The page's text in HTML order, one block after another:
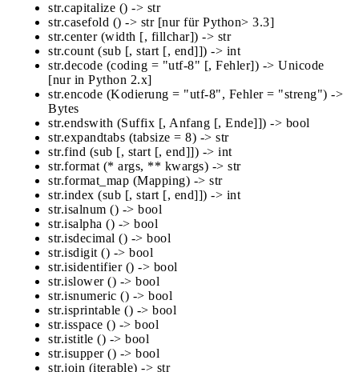
str.capitalize () -> str
str.casefold () -> str [nur für Python> 3.3]
str.center (width [, fillchar]) -> str
str.count (sub [, start [, end]]) -> int
str.decode (coding = "utf-8" [, Fehler]) -> Unicode
[nur in Python 2.x]
str.encode (Kodierung = "utf-8", Fehler = "streng") ->
Bytes
str.endswith (Suffix [, Anfang [, Ende]]) -> bool
str.expandtabs (tabsize = 8) -> str
str.find (sub [, start [, end]]) -> int
str.format (* args, ** kwargs) -> str
str.format_map (Mapping) -> str
str.index (sub [, start [, end]]) -> int
str.isalnum () -> bool
str.isalpha () -> bool
str.isdecimal () -> bool
str.isdigit () -> bool
str.isidentifier () -> bool
str.islower () -> bool
str.isnumeric () -> bool
str.isprintable () -> bool
str.isspace () -> bool
str.istitle () -> bool
str.isupper () -> bool
str.join (iterable) -> str